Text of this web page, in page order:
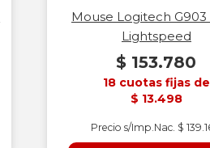
Mouse Logitech
Lightspeed
$ 153.780
18 cuotas fijas de
$ 13.498
Precio s/Imp.Nac. $